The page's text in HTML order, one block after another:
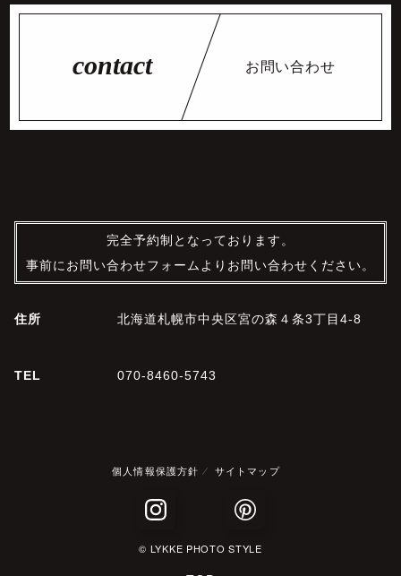
お問い合わせ
完全予約制となっております。
事前にお問い合わせフォームよりお問い合わせください。
住所 北海道札幌市中央区宮の森４条3丁目4-8
TEL 070-8460-5743
個人情報保護方針 サイトマップ
© LYKKE PHOTO STYLE